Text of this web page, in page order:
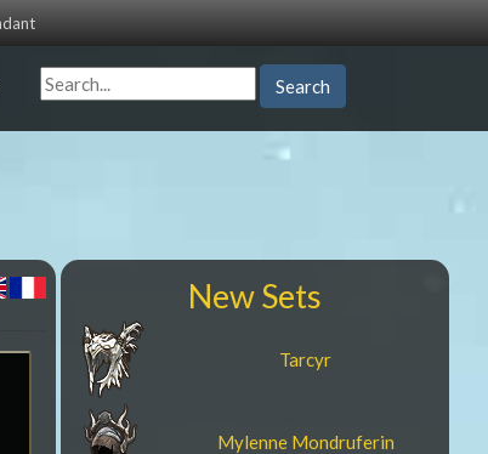
Search
New Sets
Tarcyr
Mylenne Mondruferin